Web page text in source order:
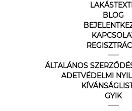
BLOG
ÁLTALÁNOS
ADETVÉDELMI
GYIK